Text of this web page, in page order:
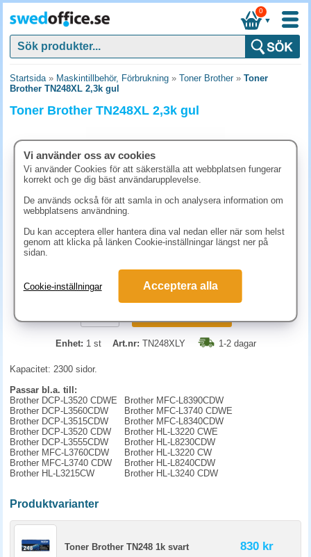
▼
0
Startsida» Maskintillbehör, Förbrukning » Toner Brother» Toner
Brother TN248XL 2,3k gul
Toner Brother TN248XL 2,3k gul
1598.80 kr (inkl. moms)
Enhet: 1 st Art.nr: TN248XLY 1-2 dagar
Kapacitet: 2300 sidor.
Passar bl.a. till:
Brother DCP-L3520 CDWE
Brother DCP-L3560CDW
Brother DCP-L3515CDW
Brother DCP-L3520 CDW
Brother DCP-L3555CDW
Brother MFC-L3760CDW
Brother MFC-L3740 CDW
Brother HL-L3215CW
Brother MFC-L8390CDW
Brother MFC-L3740 CDWE
Brother MFC-L8340CDW
Brother HL-L3220 CWE
Brother HL-L8230CDW
Brother HL-L3220 CW
Brother HL-L8240CDW
Brother HL-L3240 CDW
Produktvarianter
Toner Brother TN248 1k svart 830 kr
Vi använder oss av cookies
Vi använder Cookies för att säkerställa att webbplatsen fungerar
korrekt och ge dig bäst användarupplevelse.
De används också för att samla in och analysera information om
webbplatsens användning.
Du kan acceptera eller hantera dina val nedan eller när som helst
genom att klicka på länken Cookie-inställningar längst ner på
sidan.
Cookie-inställningar Acceptera alla